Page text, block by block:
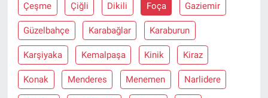
Çeşme Çiğli Dikili Foça Gaziemir
Güzelbahçe Karabağlar Karaburun
Karşiyaka Kemalpaşa Kinik Kiraz
Konak Menderes Menemen Narlidere